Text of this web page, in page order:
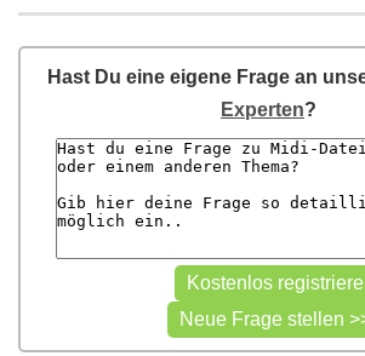
Hast Du eine eigene Frage an
Experten?